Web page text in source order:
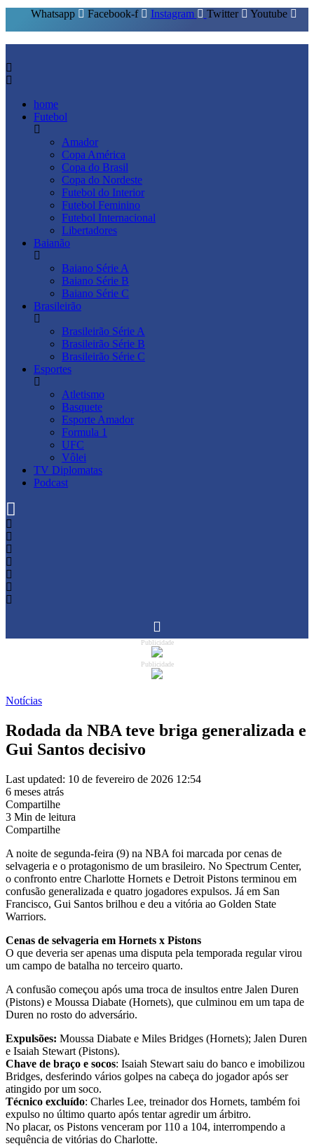
Whatsapp Facebook-f Instagram Twitter Youtube
home
Futebol
Amador
Copa América
Copa do Brasil
Copa do Nordeste
Futebol do Interior
Futebol Feminino
Futebol Internacional
Libertadores
Baianão
Baiano Série A
Baiano Série B
Baiano Série C
Brasileirão
Brasileirão Série A
Brasileirão Série B
Brasileirão Série C
Esportes
Atletismo
Basquete
Esporte Amador
Formula 1
UFC
Vôlei
TV Diplomatas
Podcast
Publicidade
Publicidade
Notícias
Rodada da NBA teve briga generalizada e
Gui Santos decisivo
Last updated: 10 de fevereiro de 2026 12:54
6 meses atrás
Compartilhe
3 Min de leitura
Compartilhe
A noite de segunda-feira (9) na NBA foi marcada por cenas de
selvageria e o protagonismo de um brasileiro. No Spectrum Center,
o confronto entre Charlotte Hornets e Detroit Pistons terminou em
confusão generalizada e quatro jogadores expulsos. Já em San
Francisco, Gui Santos brilhou e deu a vitória ao Golden State
Warriors.
Cenas de selvageria em Hornets x Pistons
O que deveria ser apenas uma disputa pela temporada regular virou
um campo de batalha no terceiro quarto.
A confusão começou após uma troca de insultos entre Jalen Duren
(Pistons) e Moussa Diabate (Hornets), que culminou em um tapa de
Duren no rosto do adversário.
Expulsões: Moussa Diabate e Miles Bridges (Hornets); Jalen Duren
e Isaiah Stewart (Pistons).
Chave de braço e socos: Isaiah Stewart saiu do banco e imobilizou
Bridges, desferindo vários golpes na cabeça do jogador após ser
atingido por um soco.
Técnico excluído: Charles Lee, treinador dos Hornets, também foi
expulso no último quarto após tentar agredir um árbitro.
No placar, os Pistons venceram por 110 a 104, interrompendo a
sequência de vitórias do Charlotte.